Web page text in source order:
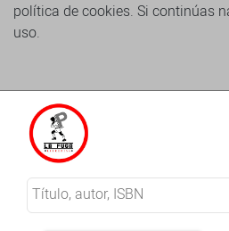
política de cookies. Si continúas
uso.